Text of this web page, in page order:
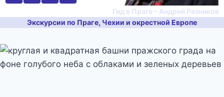
Гид в Праге – Андрей Резников
Экскурсии по Праге, Чехии и окрестной Европе